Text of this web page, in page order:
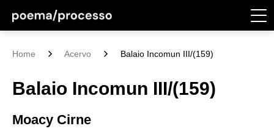
Home Acervo Balaio Incomun III/(159)
Balaio Incomun III/(159)
Moacy Cirne